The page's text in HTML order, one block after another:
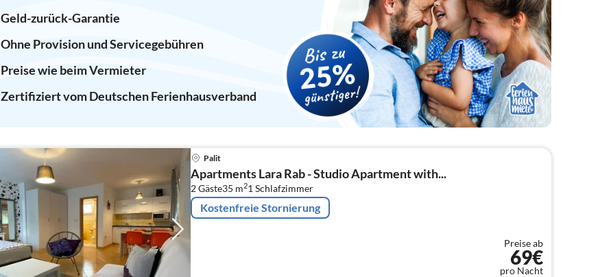
Geld-zurück-Garantie
Ohne Provision und Servicegebühren
Preise wie beim Vermieter
Zertifiziert vom Deutschen Ferienhausverband
Palit
Apartments Lara Rab - Studio Apartment with...
2 Gäste35 m21Schlafzimmer
Kostenfreie Stornierung
Preise ab
69€
pro Nacht